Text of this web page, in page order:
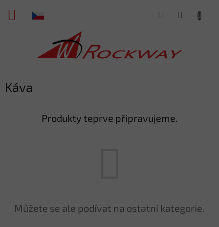
obsah
NÁKUPNÍ
Káva
Produkty teprve připravujeme.
Můžete se ale podívat na ostatní kategorie.